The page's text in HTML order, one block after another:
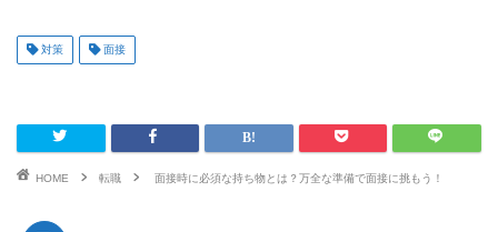
対策 面接
HOME 転職 面接時に必須な持ち物とは？万全な準備で面接に挑もう！